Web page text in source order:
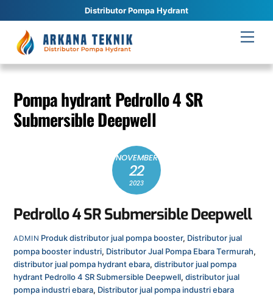
Distributor Pompa Hydrant
content
Pompa hydrant Pedrollo 4 SR
Submersible Deepwell
NOVEMBER
22
2023
Pedrollo 4 SR Submersible Deepwell
ADMIN Produk distributor jual pompa booster, Distributor jual
pompa booster industri, Distributor Jual Pompa Ebara Termurah,
distributor jual pompa hydrant ebara,distributor jual pompa
hydrant Pedrollo 4 SR Submersible Deepwell,distributor jual
pompa industri ebara, Distributor jual pompa industri ebara